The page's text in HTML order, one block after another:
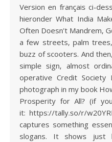
Version en français ci-dessous – Nederlandse tekst
hieronder What India
Often Doesn’t Mandrem,
a few streets, palm
buzz of scooters. And
simple sign, almost
operative Credit
photograph in my book
Prosperity for All? (if
it: https://tally.so/r/
captures something
slogans. It shows just